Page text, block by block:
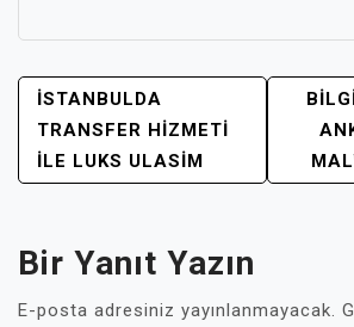
YAZI
GEZINMESI
İSTANBULDA
TRANSFER HIZMETI
İLE LUKS ULASIM
Bir Yanıt Yazın
E-posta adresiniz yayınlanmayacak.